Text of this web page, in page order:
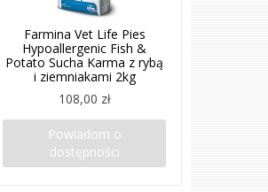
Farmina Vet Life Pies
Hypoallergenic Fish &
Potato Sucha Karma z rybą
i ziemniakami 2kg
108,00 zł
Powiadom o
dostępności